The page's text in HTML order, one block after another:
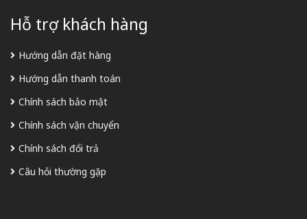
Hỗ trợ khách hàng
Hướng dẫn đặt hàng
Hướng dẫn thanh toán
Chính sách bảo mật
Chính sách vận chuyển
Chính sách đổi trả
Câu hỏi thường gặp